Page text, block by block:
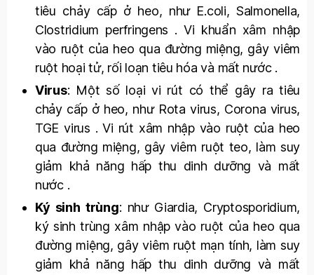
tiêu chảy cấp ở heo, như E.coli, Salmonella,
Clostridium perfringens . Vi khuẩn xâm nhập
vào ruột của heo qua đường miệng, gây viêm
ruột hoại tử, rối loạn tiêu hóa và mất nước .
Virus: Một số loại vi rút có thể gây ra tiêu
chảy cấp ở heo, như Rota virus, Corona virus,
TGE virus . Vi rút xâm nhập vào ruột của heo
qua đường miệng, gây viêm ruột teo, làm suy
giảm khả năng hấp thu dinh dưỡng và mất
nước .
Ký sinh trùng: như Giardia, Cryptosporidium,
ký sinh trùng xâm nhập vào ruột của heo qua
đường miệng, gây viêm ruột mạn tính, làm suy
giảm khả năng hấp thu dinh dưỡng và mất